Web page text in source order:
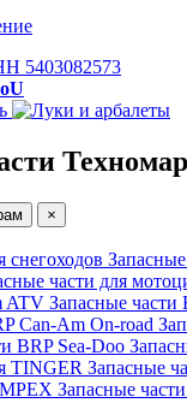
5403082573
×
снегоходов
части для
ATV Запасные части
Can-Am On-road
BRP Sea-Doo
TINGER Запасные
Запасные